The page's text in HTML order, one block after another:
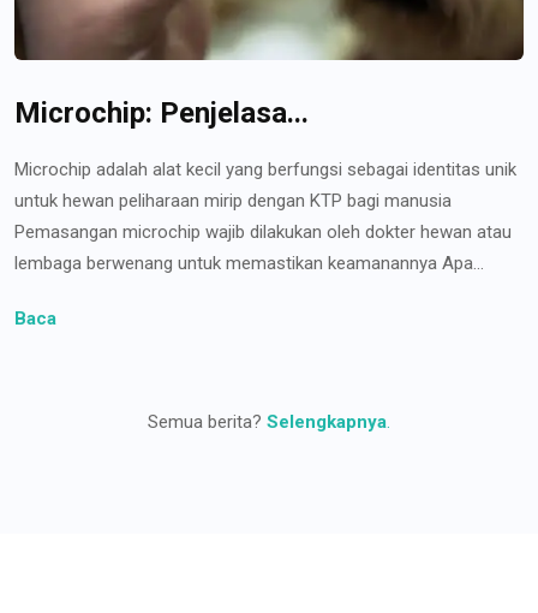
Microchip: Penjelasa...
Microchip adalah alat kecil yang berfungsi sebagai identitas unik
untuk hewan peliharaan mirip dengan KTP bagi manusia
Pemasangan microchip wajib dilakukan oleh dokter hewan atau
lembaga berwenang untuk memastikan keamanannya Apa...
Baca
Semua berita? Selengkapnya.